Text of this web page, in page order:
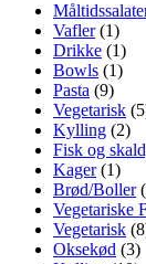
Vafler(1)
Drikke (1)
Bowls (1)
Pasta (9)
Vegetarisk
Kylling (2)
Fisk og
Kager(1)
Brød/Boller
Vegetariske
Vegetarisk
Oksekød (3)